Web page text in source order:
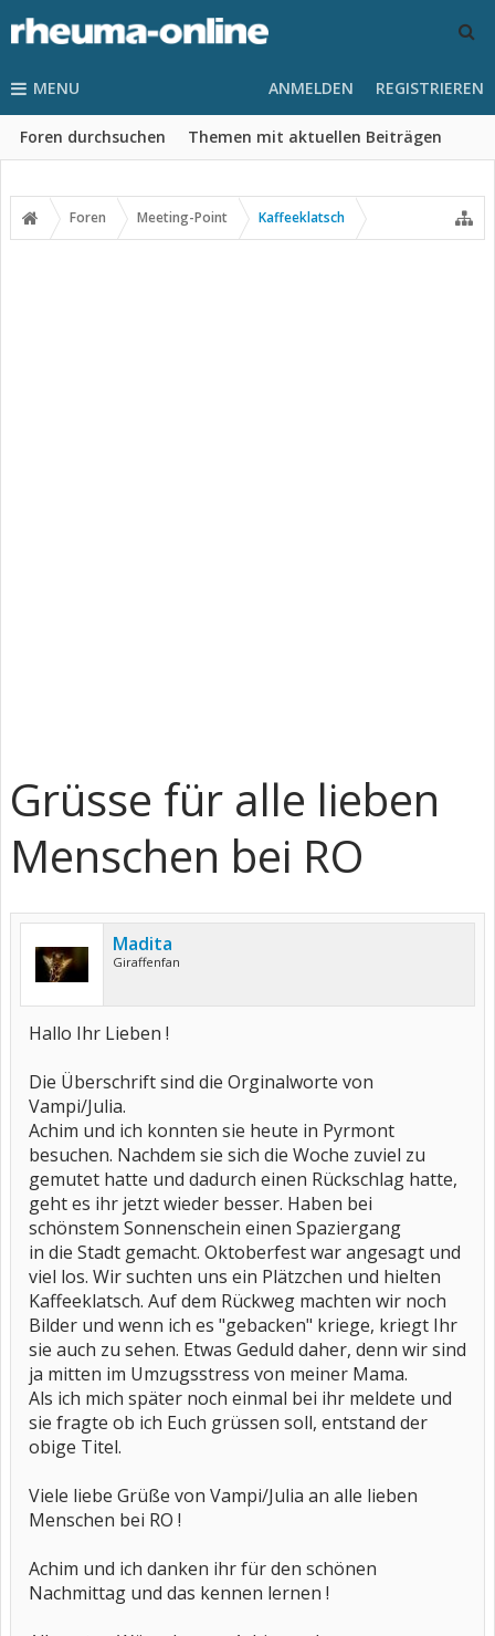
MENU
Foren durchsuchen Themen mit aktuellen Beiträgen
ANMELDEN REGISTRIEREN
Foren Meeting-Point Kaffeeklatsch
Grüsse für alle lieben
Menschen bei RO
Madita
Giraffenfan
Hallo Ihr Lieben !
Die Überschrift sind die Orginalworte von
Vampi/Julia.
Achim und ich konnten sie heute in Pyrmont
besuchen. Nachdem sie sich die Woche zuviel zu
gemutet hatte und dadurch einen Rückschlag hatte,
geht es ihr jetzt wieder besser. Haben bei
schönstem Sonnenschein einen Spaziergang
in die Stadt gemacht. Oktoberfest war angesagt und
viel los. Wir suchten uns ein Plätzchen und hielten
Kaffeeklatsch. Auf dem Rückweg machten wir noch
Bilder und wenn ich es "gebacken" kriege, kriegt Ihr
sie auch zu sehen. Etwas Geduld daher, denn wir sind
ja mitten im Umzugsstress von meiner Mama.
Als ich mich später noch einmal bei ihr meldete und
sie fragte ob ich Euch grüssen soll, entstand der
obige Titel.
Viele liebe Grüße von Vampi/Julia an alle lieben
Menschen bei RO !
Achim und ich danken ihr für den schönen
Nachmittag und das kennen lernen !